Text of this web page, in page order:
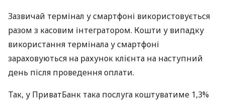
Зазвичай термінал у смартфоні використовується
разом з касовим інтегратором. Кошти у випадку
використання термінала у смартфоні
зараховуються на рахунок клієнта на наступний
день після проведення оплати.
Так, у ПриватБанк така послуга коштуватиме 1,3%